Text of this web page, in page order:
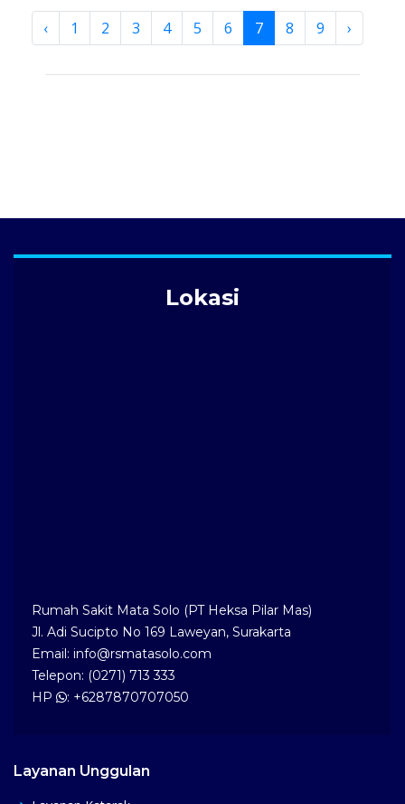
‹ 1 2 3 4 5 6 7 8 9 ›
Lokasi
Rumah Sakit Mata Solo (PT Heksa Pilar Mas)
Jl. Adi Sucipto No 169 Laweyan, Surakarta
Email: info@rsmatasolo.com
Telepon: (0271) 713 333
HP
: +6287870707050
Layanan Unggulan